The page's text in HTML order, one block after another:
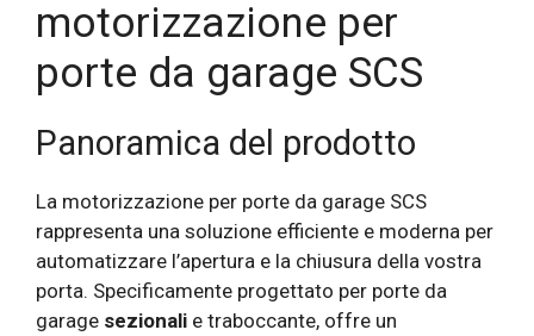
motorizzazione per
porte da garage SCS
Panoramica del prodotto
La motorizzazione per porte da garage SCS
rappresenta una soluzione efficiente e moderna per
automatizzare l’apertura e la chiusura della vostra
porta. Specificamente progettato per porte da
garage sezionali e traboccante, offre un